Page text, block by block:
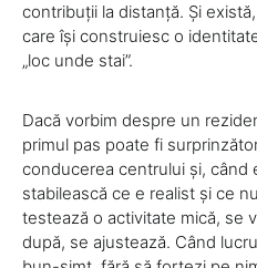
contribuții la distanță. Și
care își construiesc o
„loc unde stai”.
Dacă vorbim despre un
primul pas poate fi
conducerea centrului și, când
stabilească ce e realist și ce
testează o activitate mică, se
după, se ajustează. Când